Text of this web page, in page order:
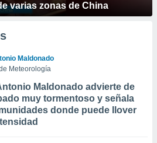
varias zonas de China
Maldonado
Meteorología
Maldonado advierte de
muy tormentoso y señala
donde puede llover